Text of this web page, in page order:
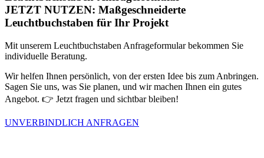
JETZT NUTZEN: Maßgeschneiderte
Leuchtbuchstaben für Ihr Projekt
Mit unserem Leuchtbuchstaben Anfrageformular bekommen Sie
individuelle Beratung.
Wir helfen Ihnen persönlich, von der ersten Idee bis zum Anbringen.
Sagen Sie uns, was Sie planen, und wir machen Ihnen ein gutes
Angebot. 👉 Jetzt fragen und sichtbar bleiben!
UNVERBINDLICH ANFRAGEN